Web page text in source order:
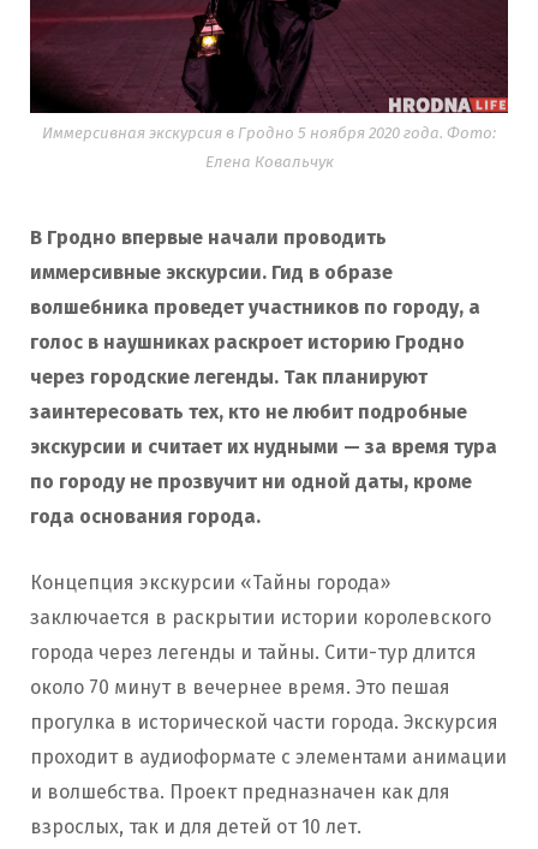
Иммерсивная экскурсия в Гродно 5 ноября 2020 года. Фото:
Елена Ковальчук
В Гродно впервые начали проводить
иммерсивные экскурсии. Гид в образе
волшебника проведет участников по городу, а
голос в наушниках раскроет историю Гродно
через городские легенды. Так планируют
заинтересовать тех, кто не любит подробные
экскурсии и считает их нудными — за время тура
по городу не прозвучит ни одной даты, кроме
года основания города.
Концепция экскурсии «Тайны города»
заключается в раскрытии истории королевского
города через легенды и тайны. Сити-тур длится
около 70 минут в вечернее время. Это пешая
прогулка в исторической части города. Экскурсия
проходит в аудиоформате с элементами анимации
и волшебства. Проект предназначен как для
взрослых, так и для детей от 10 лет.